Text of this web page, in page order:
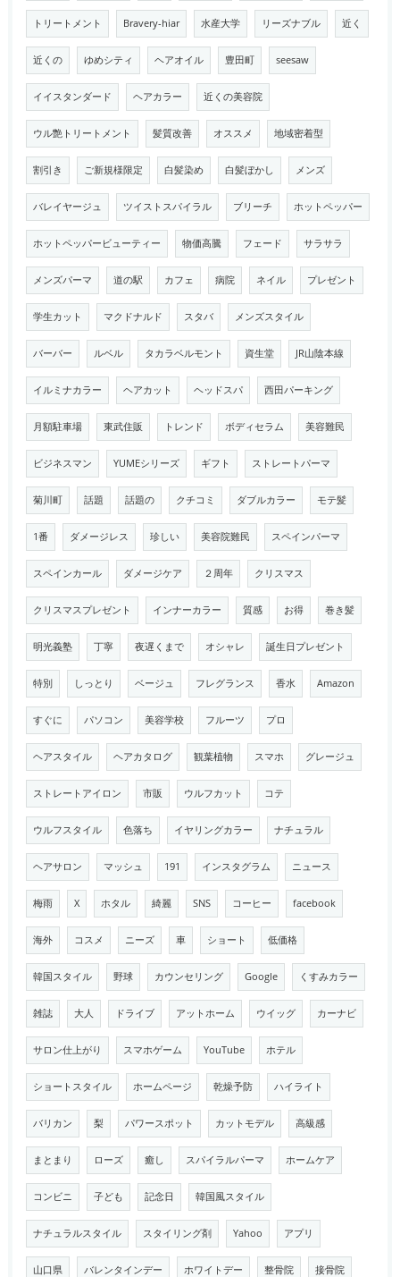
トリートメント Bravery-hiar 水産大学 リーズナブル 近く
近くの ゆめシティ ヘアオイル 豊田町 seesaw
イイスタンダード ヘアカラー 近くの美容院
ウル艶トリートメント 髪質改善 オススメ 地域密着型
割引き ご新規様限定 白髪染め 白髪ぼかし メンズ
バレイヤージュ ツイストスパイラル ブリーチ ホットペッパー
ホットペッパービューティー 物価高騰 フェード サラサラ
メンズパーマ 道の駅 カフェ 病院 ネイル プレゼント
学生カット マクドナルド スタバ メンズスタイル
バーバー ルベル タカラベルモント 資生堂 JR山陰本線
イルミナカラー ヘアカット ヘッドスパ 西田パーキング
月額駐車場 東武住販 トレンド ボディセラム 美容難民
ビジネスマン YUMEシリーズ ギフト ストレートパーマ
菊川町 話題 話題の クチコミ ダブルカラー モテ髪
1番 ダメージレス 珍しい 美容院難民 スペインパーマ
スペインカール ダメージケア ２周年 クリスマス
クリスマスプレゼント インナーカラー 質感 お得 巻き髪
明光義塾 丁寧 夜遅くまで オシャレ 誕生日プレゼント
特別 しっとり ベージュ フレグランス 香水 Amazon
すぐに パソコン 美容学校 フルーツ プロ
ヘアスタイル ヘアカタログ 観葉植物 スマホ グレージュ
ストレートアイロン 市販 ウルフカット コテ
ウルフスタイル 色落ち イヤリングカラー ナチュラル
ヘアサロン マッシュ 191 インスタグラム ニュース
梅雨 X ホタル 綺麗 SNS コーヒー facebook
海外 コスメ ニーズ 車 ショート 低価格
韓国スタイル 野球 カウンセリング Google くすみカラー
雑誌 大人 ドライブ アットホーム ウイッグ カーナビ
サロン仕上がり スマホゲーム YouTube ホテル
ショートスタイル ホームページ 乾燥予防 ハイライト
バリカン 梨 パワースポット カットモデル 高級感
まとまり ローズ 癒し スパイラルパーマ ホームケア
コンビニ 子ども 記念日 韓国風スタイル
ナチュラルスタイル スタイリング剤 Yahoo アプリ
山口県 バレンタインデー ホワイトデー 整骨院 接骨院